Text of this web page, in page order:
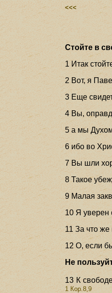
<<<
Стойте в
1 Итак
2 Вот, я
3 Еще
4 Вы,
5 а мы
6 ибо во
7 Вы шли
8 Такое
9 Малая
10 Я уверен
11 За что же
12 О, если
Не
13 К
1 Кор.8,9